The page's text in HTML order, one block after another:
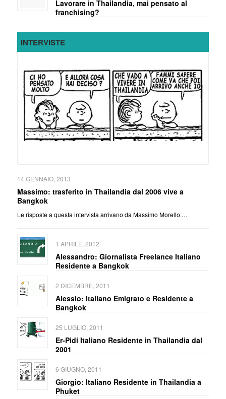
Lavorare in Thailandia, mai pensato al
franchising?
INTERVISTE
14 GENNAIO, 2013
Massimo: trasferito in Thailandia dal 2006 vive a
Bangkok
Le risposte a questa intervista arrivano da Massimo Morello.…
1 APRILE, 2012
Alessandro: Giornalista Freelance Italiano
Residente a Bangkok
2 DICEMBRE, 2011
Alessio: Italiano Emigrato e Residente a
Bangkok
25 LUGLIO, 2011
Er-Pidi Italiano Residente in Thailandia dal
2001
6 GIUGNO, 2011
Giorgio: Italiano Residente in Thailandia a
Phuket